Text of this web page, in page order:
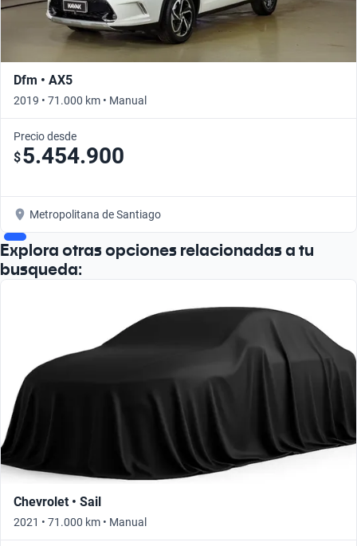
Dfm • AX5
2019 • 71.000 km • Manual
Precio desde
$5.454.900
Metropolitana de Santiago
Explora otras opciones relacionadas a tu
busqueda:
Chevrolet • Sail
2021 • 71.000 km • Manual